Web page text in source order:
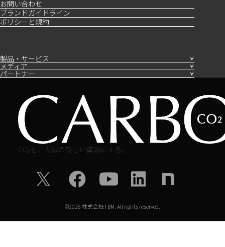
お問い合わせ
ブランドガイドライン
ポリシーと規約
製品・サービス
メディア
パートナー
CO₂を、人類の新しい資源にする。
©2026 株式会社TBM. All rights reserved.